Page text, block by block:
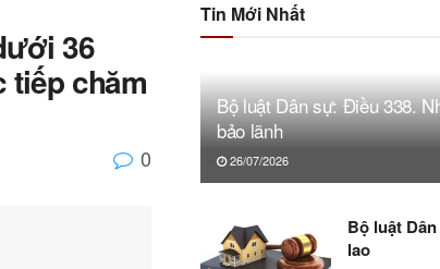
36
chăm
0
Tin Mới Nhất
Bộ luật Dân sự: Điều 338.
bảo lãnh
26/07/2026
Bộ luật
lao